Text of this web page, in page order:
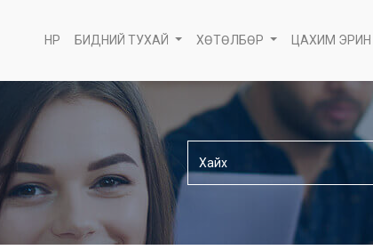
НҮҮР БИДНИЙ ТУХАЙ ХӨТӨЛБӨР ЦАХИМ ЭРИН